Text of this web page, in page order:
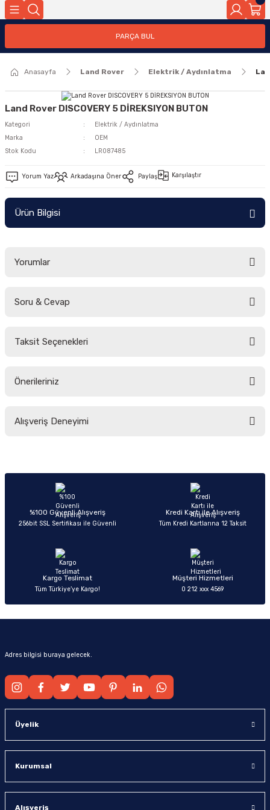
PARÇA BUL
Anasayfa Land Rover Elektrik / Aydınlatma
Land Rover DISCOVERY 5 DİREKSIYON BUTON
Kategori
Elektrik / Aydınlatma
Marka
OEM
Stok Kodu
LR087485
Yorum Yaz Arkadaşına Öner Paylaş Karşılaştır
Ürün Bilgisi
Yorumlar
Soru & Cevap
Taksit Seçenekleri
Önerileriniz
yetersiz gördüğünüz noktaları öneri formunu kullanarak tarafımıza
Ürün açıklamasında eksik bilgiler bulunuyor.
Ürün bilgilerinde hatalar bulunuyor.
Ürün fiyatı diğer sitelerden daha pahalı.
Alışveriş Deneyimi
Sitemize ilk yorumu siz yapın!
%100 Güvenli Alışveriş
256bit SSL Sertifikası ile Güvenli
Kredi Kartı ile Alışveriş
Tüm Kredi Kartlarına 12 Taksit
Kargo Teslimat
Tüm Türkiye’ye Kargo!
Müşteri Hizmetleri
0 212 xxx 4569
Adres bilgisi buraya gelecek.
Üyelik
Kurumsal
Alışveriş